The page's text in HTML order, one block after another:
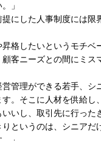
」
提にした人事制度には限
昇格したいというモチベ
客ニーズとの間にミス
営管理ができる若手、シ
。そこに人材を供給し
いし、取引先に行った
りというのは、シニアだ